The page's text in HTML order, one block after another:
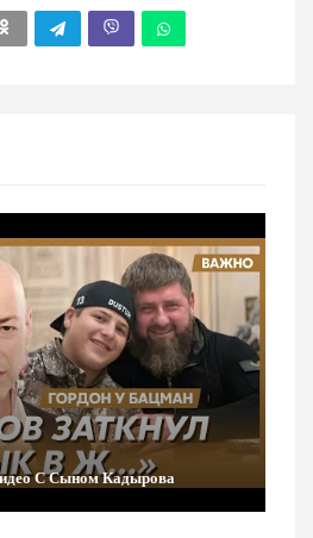
С Сыном Кадырова